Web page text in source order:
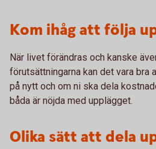
Kom ihåg att följa
När livet förändras och kanske
förutsättningarna kan det vara bra
på nytt och om ni ska dela
båda är nöjda med upplägget.
Olika sätt att dela